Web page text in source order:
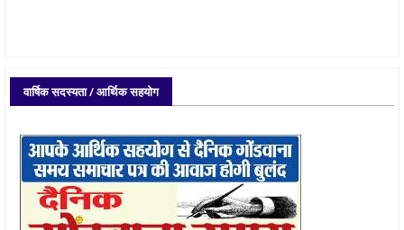
वार्षिक सदस्यता / आर्थिक सहयोग